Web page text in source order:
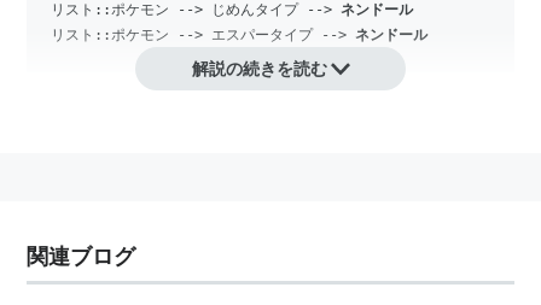
リスト::ポケモン --> じめんタイプ --> ネンドール
リスト::ポケモン
--> エスパータイプ --> ネンドール
図鑑番号
解説の続きを読む
関連ブログ